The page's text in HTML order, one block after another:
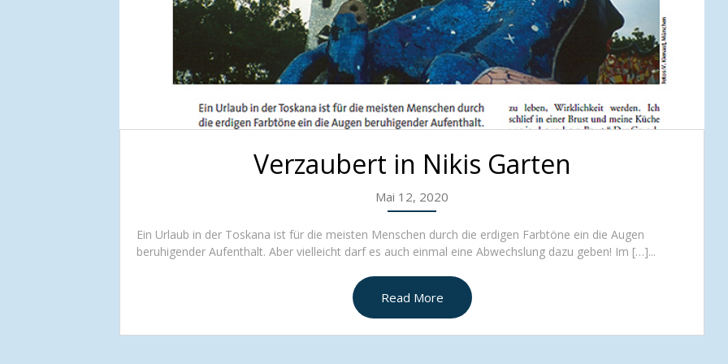
Verzaubert in Nikis Garten
Mai 12, 2020
Ein Urlaub in der Toskana ist für die meisten Menschen durch die erdigen Farbtöne ein die Augen
beruhigender Aufenthalt. Aber vielleicht darf es auch einmal eine Abwechslung dazu geben! Im […]...
Read More